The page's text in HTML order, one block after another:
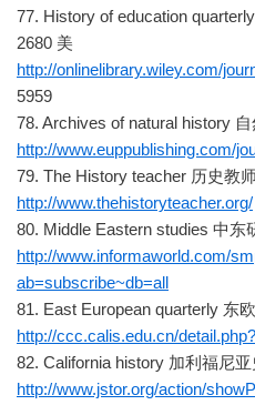
77. History of education
2680 美
http://onlinelibrary.wiley.com/
5959
78. Archives of natural history
http://www.euppublishing.com/
79. The History teacher 历史教
http://www.thehistoryteacher.org/
80. Middle Eastern studies 中东
http://www.informaworld.com/
ab=subscribe~db=all
81. East European quarterly 东
http://ccc.calis.edu.cn/
82. California history 加利福尼
http://www.jstor.org/action/